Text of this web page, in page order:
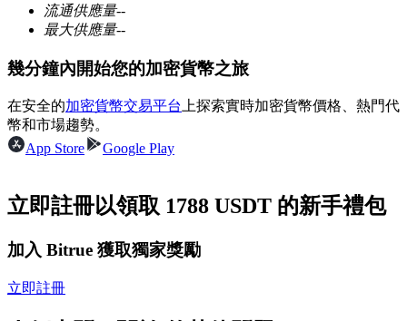
多種以USDC結算的永續合約
流通供應量--
最大供應量--
幾分鐘內開始您的加密貨幣之旅
在安全的加密貨幣交易平台 上探索實時加密貨幣價格、熱門代
幣和市場趨勢。
App Store
Google Play
立即註冊以領取 1788 USDT 的新手禮包
加入 Bitrue 獲取獨家獎勵
立即註冊